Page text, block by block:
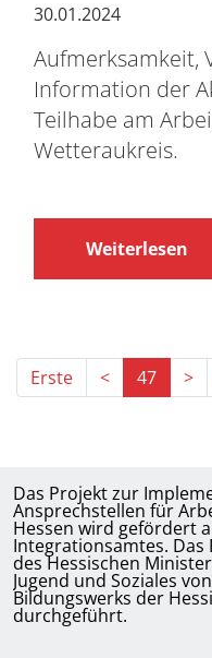
30.01.2024
Aufmerksamkeit,
Information der
Teilhabe am
Wetteraukreis.
Weiterlesen
Erste < 47 >
Das Projekt zur
Ansprechstellen für
Hessen wird gefördert
Integrationsamtes.
des Hessischen
Jugend und Soziales
Bildungswerks der
durchgeführt.